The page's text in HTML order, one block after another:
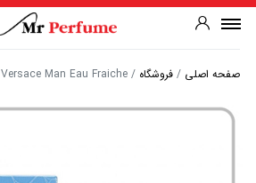
صفحه اصلی / فروشگاه / Versace Man Eau Fraiche | ورساچه او فرش